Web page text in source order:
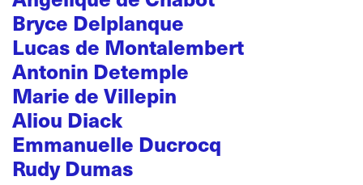
Bryce Delplanque
Lucas de Montalembert
Antonin Detemple
Marie de Villepin
Aliou Diack
Emmanuelle Ducrocq
Rudy Dumas